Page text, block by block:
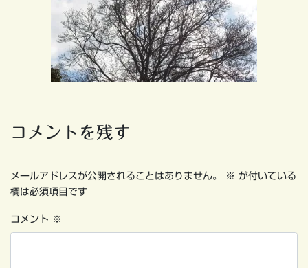
コメントを残す
メールアドレスが公開されることはありません。 ※ が付いている
欄は必須項目です
コメント ※